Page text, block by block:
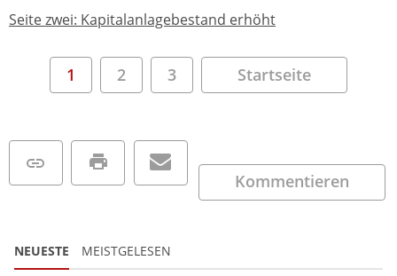
Seite zwei: Kapitalanlagebestand erhöht
1 2 3 Startseite
Kommentieren
NEUESTE MEISTGELESEN